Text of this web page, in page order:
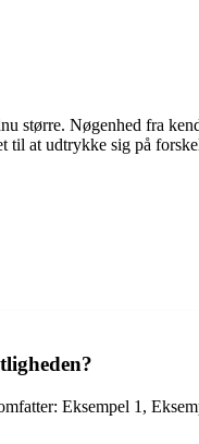
større. Nøgenhed fra
at udtrykke sig på
Eksempel 1,